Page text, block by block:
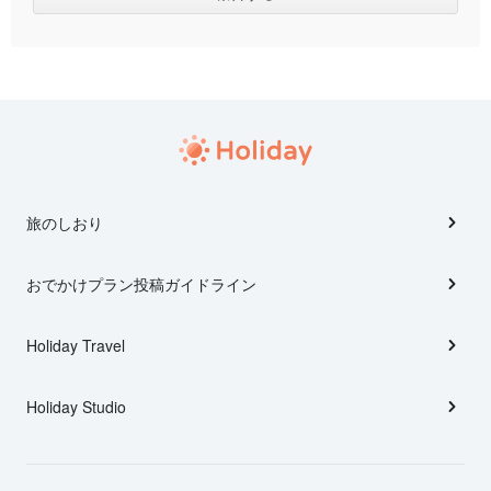
旅のしおり
おでかけプラン投稿ガイドライン
Holiday Travel
Holiday Studio